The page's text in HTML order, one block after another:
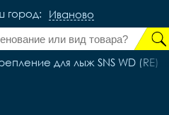
город: Иваново
для лыж SNS WD (RE)